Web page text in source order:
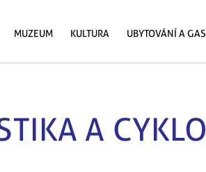
MUZEUM KULTURA UBYTOVÁNÍ A
A